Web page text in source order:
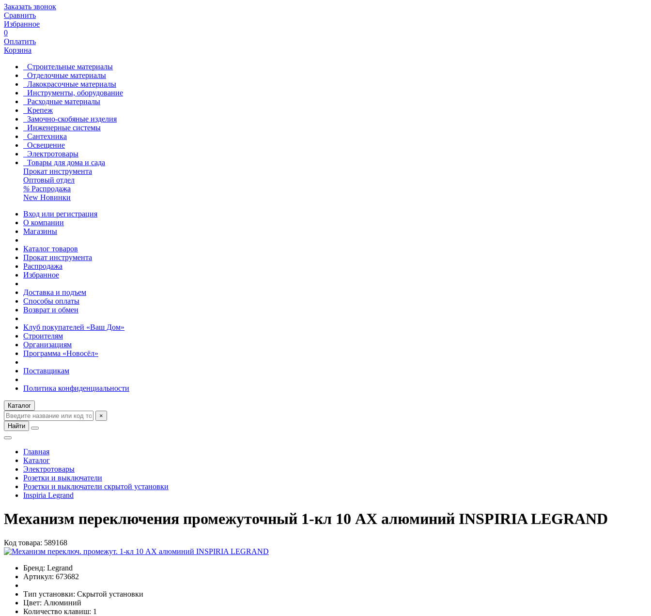
Заказать звонок
Сравнить
Избранное
0
Оплатить
Корзина
Строительные материалы
Отделочные материалы
Лакокрасочные материалы
Инструменты, оборудование
Расходные материалы
Крепеж
Замочно-скобяные изделия
Инженерные системы
Сантехника
Освещение
Электротовары
Товары для дома и сада
Прокат инструмента
Оптовый отдел
% Распродажа
New Новинки
Вход или регистрация
О компании
Магазины
Каталог товаров
Прокат инструмента
Распродажа
Избранное
Доставка и подъем
Способы оплаты
Возврат и обмен
Клуб покупателей «Ваш Дом»
Строителям
Организациям
Программа «Новосёл»
Поставщикам
Политика конфиденциальности
Каталог
×
Найти
Главная
Каталог
Электротовары
Розетки и выключатели
Розетки и выключатели скрытой установки
Inspiria Legrand
Механизм переключения промежуточный 1-кл 10 AX алюминий INSPIRIA LEGRAND
Код товара: 589168
Бренд: Legrand
Артикул: 673682
Тип установки: Скрытой установки
Цвет: Алюминий
Количество клавиш: 1